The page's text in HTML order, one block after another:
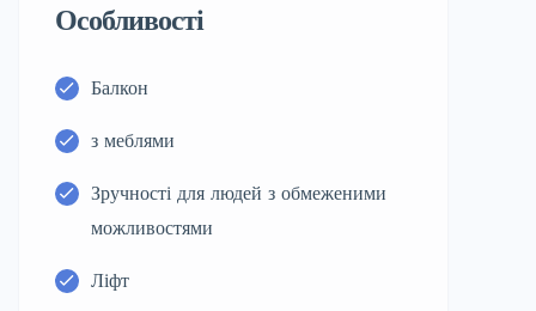
Особливості
Балкон
з меблями
Зручності для людей з обмеженими
можливостями
Ліфт